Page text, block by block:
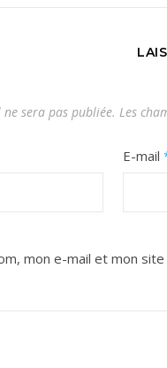
sera pas publiée. Les
E-mail
mon e-mail et mon